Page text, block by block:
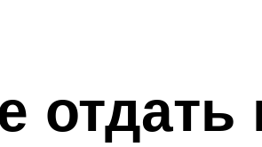
отдать